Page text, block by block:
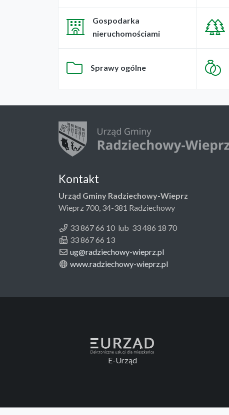
Gospodarka
nieruchomościami
Sprawy ogólne
Kontakt
Urząd Gminy Radziechowy-Wieprz
Wieprz 700, 34-381 Radziechowy
33 867 66 10 lub 33 486 18 70
33 867 66 13
ug@radziechowy-wieprz.pl
www.radziechowy-wieprz.pl
E-Urząd